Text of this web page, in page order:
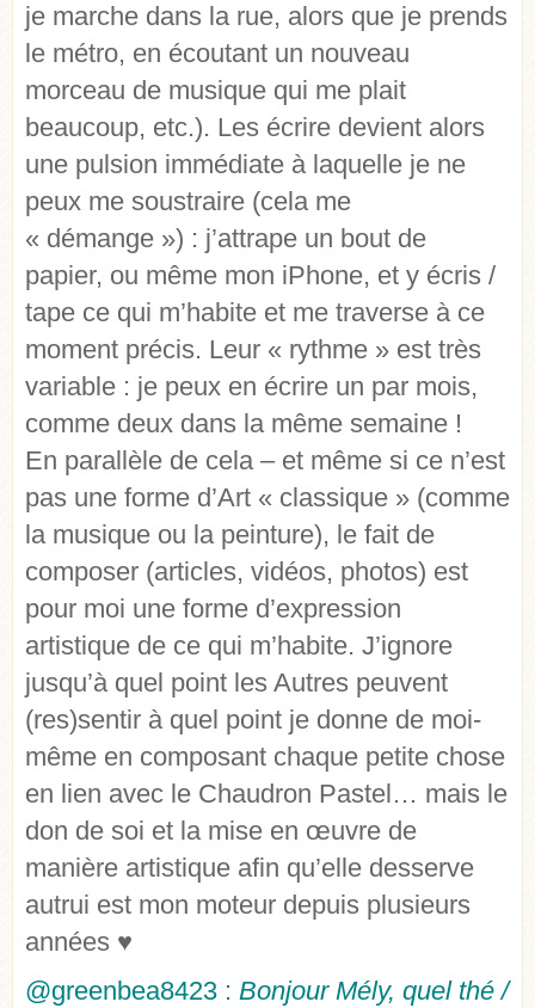
je marche dans la rue, alors que je prends
le métro, en écoutant un nouveau
morceau de musique qui me plait
beaucoup, etc.). Les écrire devient alors
une pulsion immédiate à laquelle je ne
peux me soustraire (cela me
« démange ») : j’attrape un bout de
papier, ou même mon iPhone, et y écris /
tape ce qui m’habite et me traverse à ce
moment précis. Leur « rythme » est très
variable : je peux en écrire un par mois,
comme deux dans la même semaine !
En parallèle de cela – et même si ce n’est
pas une forme d’Art « classique » (comme
la musique ou la peinture), le fait de
composer (articles, vidéos, photos) est
pour moi une forme d’expression
artistique de ce qui m’habite. J’ignore
jusqu’à quel point les Autres peuvent
(res)sentir à quel point je donne de moi-
même en composant chaque petite chose
en lien avec le Chaudron Pastel… mais le
don de soi et la mise en œuvre de
manière artistique afin qu’elle desserve
autrui est mon moteur depuis plusieurs
années ♥
@greenbea8423 : Bonjour Mély, quel thé /